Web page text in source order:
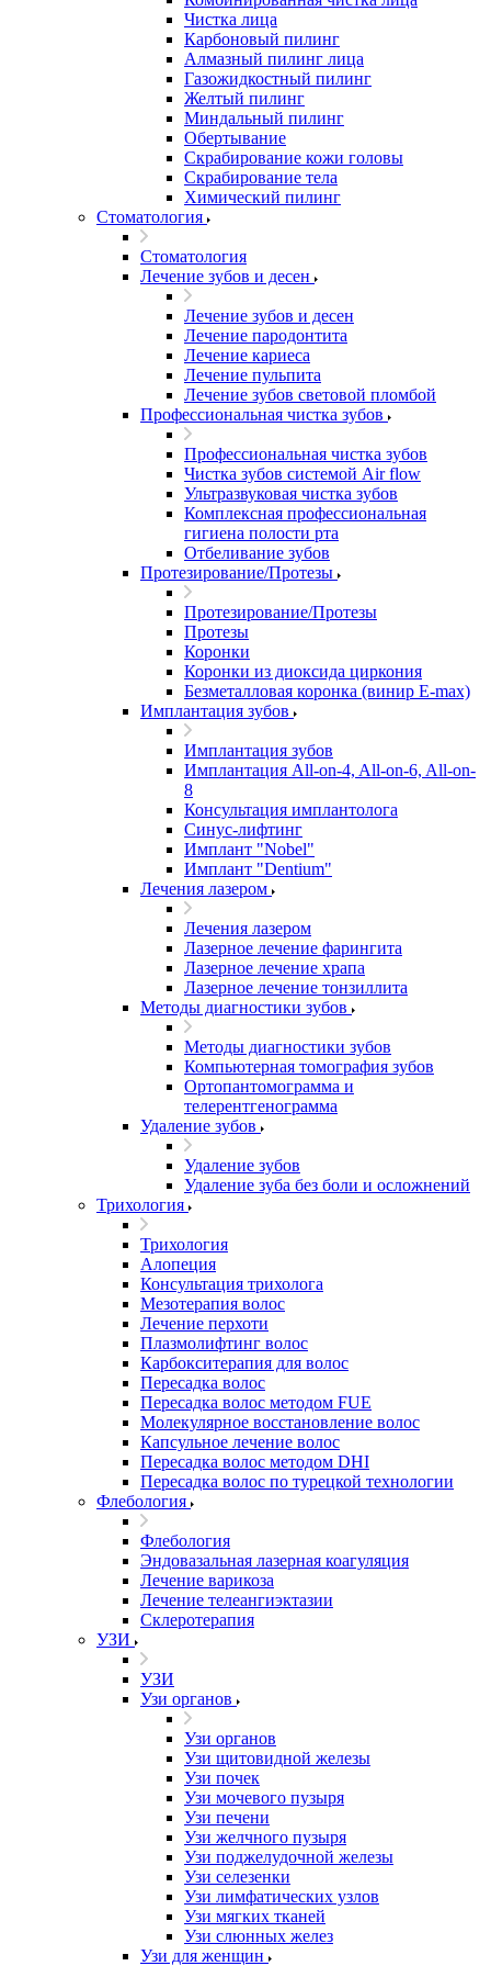
Чистка лица
Карбоновый пилинг
Алмазный пилинг лица
Газожидкостный пилинг
Желтый пилинг
Миндальный пилинг
Обертывание
Скрабирование кожи головы
Скрабирование тела
Химический пилинг
Стоматология
Стоматология
Лечение зубов и десен
Лечение зубов и десен
Лечение пародонтита
Лечение кариеса
Лечение пульпита
Лечение зубов световой пломбой
Профессиональная чистка зубов
Профессиональная чистка зубов
Чистка зубов системой Air flow
Ультразвуковая чистка зубов
Комплексная профессиональная
гигиена полости рта
Отбеливание зубов
Протезирование/Протезы
Протезирование/Протезы
Протезы
Коронки
Коронки из диоксида циркония
Безметалловая коронка (винир E-max)
Имплантация зубов
Имплантация зубов
Имплантация All-on-4, All-on-6, All-on-
8
Консультация имплантолога
Синус-лифтинг
Имплант "Nobel"
Имплант "Dentium"
Лечения лазером
Лечения лазером
Лазерное лечение фарингита
Лазерное лечение храпа
Лазерное лечение тонзиллита
Методы диагностики зубов
Методы диагностики зубов
Компьютерная томография зубов
Ортопантомограмма и
телерентгенограмма
Удаление зубов
Удаление зубов
Удаление зуба без боли и осложнений
Трихология
Трихология
Алопеция
Консультация трихолога
Мезотерапия волос
Лечение перхоти
Плазмолифтинг волос
Карбокситерапия для волос
Пересадка волос
Пересадка волос методом FUE
Молекулярное восстановление волос
Капсульное лечение волос
Пересадка волос методом DHI
Пересадка волос по турецкой технологии
Флебология
Флебология
Эндовазальная лазерная коагуляция
Лечение варикоза
Лечение телеангиэктазии
Склеротерапия
УЗИ
УЗИ
Узи органов
Узи органов
Узи щитовидной железы
Узи почек
Узи мочевого пузыря
Узи печени
Узи желчного пузыря
Узи поджелудочной железы
Узи селезенки
Узи лимфатических узлов
Узи мягких тканей
Узи слюнных желез
Узи для женщин